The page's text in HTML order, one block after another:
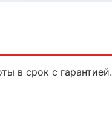
в срок с гарантией.